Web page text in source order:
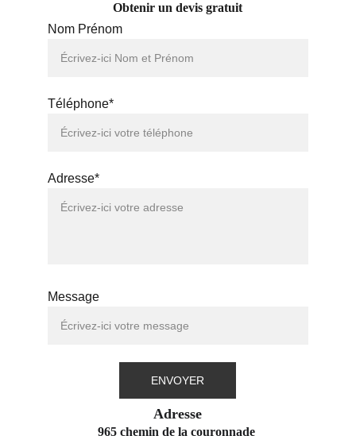
Nom Prénom
Téléphone*
Adresse*
Message
ENVOYER
Adresse
965 chemin de la couronnade
Obtenir un devis gratuit